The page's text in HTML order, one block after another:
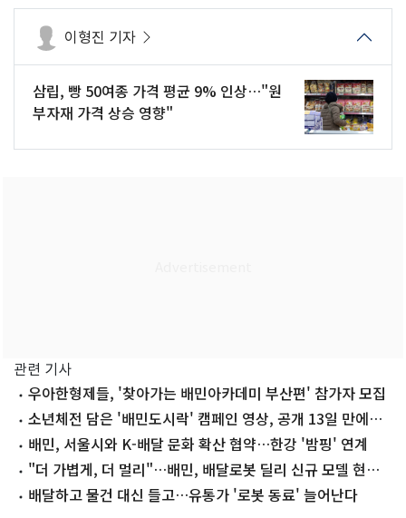
이형진 기자
삼립, 빵 50여종 가격 평균 9% 인상…"원
부자재 가격 상승 영향"
관련 기사
우아한형제들, '찾아가는 배민아카데미 부산편' 참가자 모집
소년체전 담은 '배민도시락' 캠페인 영상, 공개 13일 만에
500만 뷰
배민, 서울시와 K-배달 문화 확산 협약…한강 '밤핑' 연계
"더 가볍게, 더 멀리"…배민, 배달로봇 딜리 신규 모델 현장
투입배달하고 물건 대신 들고…유통가 '로봇 동료' 늘어난다